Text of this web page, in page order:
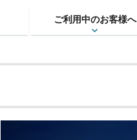
ご利用中のお客様へ